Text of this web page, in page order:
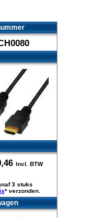
Incl. BTW
3 stuks
* verzonden.